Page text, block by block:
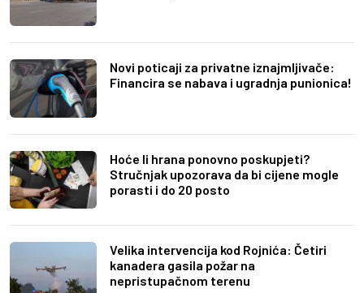
Novi poticaji za privatne iznajmljivače:
Financira se nabava i ugradnja punionica!
Hoće li hrana ponovno poskupjeti?
Stručnjak upozorava da bi cijene mogle
porasti i do 20 posto
Velika intervencija kod Rojnića: Četiri
kanadera gasila požar na
nepristupačnom terenu